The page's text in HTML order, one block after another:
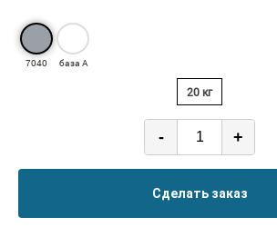
7040 база А
20 кг
- +
Сделать заказ